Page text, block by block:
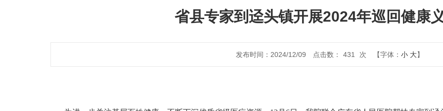
省县专家到迳头镇开展2024年巡回健康
发布时间：2024/12/09 点击数： 431 次 【字体： 小 大】